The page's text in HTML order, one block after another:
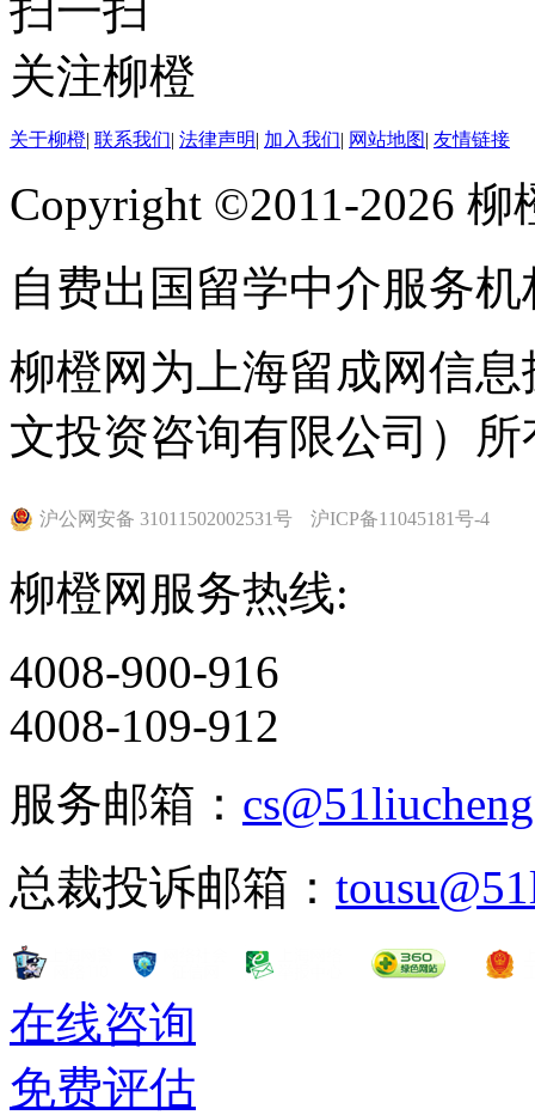
在 2010 年美国大学教
(Education policy) 中排
在 2010 年美国大学经
(Economic) 中排名第 31
在 2010 年美国大学英
中排名第 59
在 2010 年美国大学历
中排名第 56
(Sociology) 中排名第 41
在 2010 年美国大学本
在 2010 年美国大学国
在 2010 年美国大学本
在 2010 年美国大学本
扫一扫
关注柳橙
关于柳橙| 联系我们| 法律声明| 加入我们| 网站地图| 友情链接
Copyright ©2011-2026
自费出国留学中介服务
柳橙网为上海留成网信
文投资咨询有限公司）所
沪公网安备 31011502002531号 沪ICP备11045181号-4
柳橙网服务热线:
4008-900-916
4008-109-912
服务邮箱：
总裁投诉邮箱：
在线咨询
免费评估